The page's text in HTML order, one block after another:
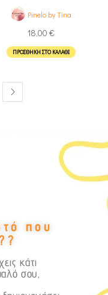
Pinelo by Tina
18,00 €
ΠΡΟΣΘΉΚΗ ΣΤΟ ΚΑΛΆΘΙ
που
κάτι
σου,